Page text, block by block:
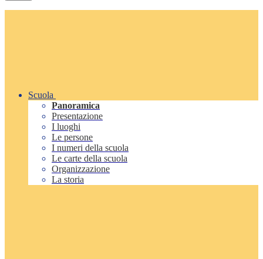
Scuola
Panoramica
Presentazione
I luoghi
Le persone
I numeri della scuola
Le carte della scuola
Organizzazione
La storia